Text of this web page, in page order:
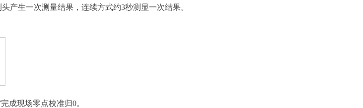
产生一次测量结果，连续方式约3秒测显一次结果。
成现场零点校准归0。